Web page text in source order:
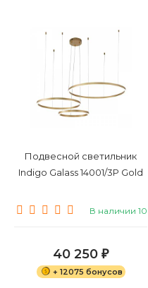
Подвесной светильник
Indigo Galass 14001/3P Gold
В наличии 10
40 250 ₽
+ 12075 бонусов